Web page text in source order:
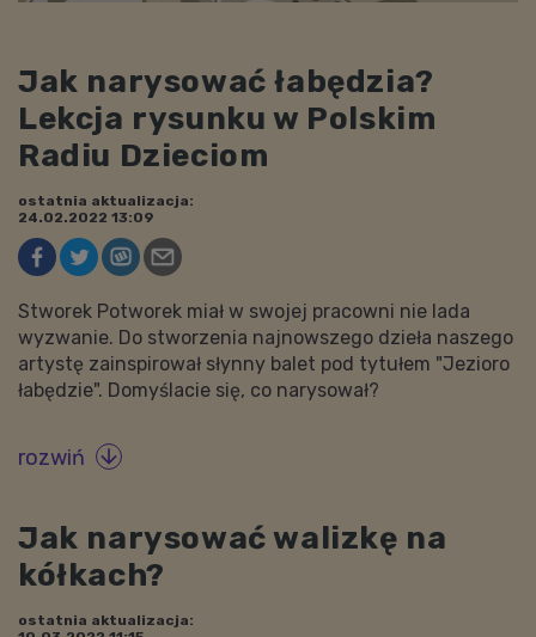
Jak narysować łabędzia?
Lekcja rysunku w Polskim
Radiu Dzieciom
ostatnia aktualizacja:
24.02.2022 13:09
Stworek Potworek miał w swojej pracowni nie lada
wyzwanie. Do stworzenia najnowszego dzieła naszego
artystę zainspirował słynny balet pod tytułem "Jezioro
łabędzie". Domyślacie się, co narysował?
rozwiń 
Jak narysować walizkę na
kółkach?
ostatnia aktualizacja: